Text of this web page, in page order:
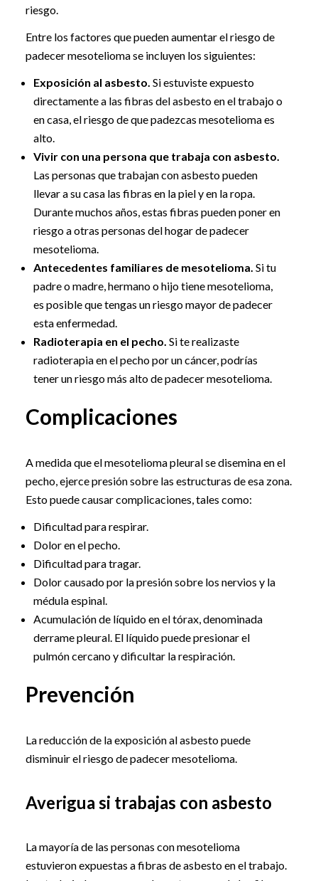
riesgo.
Entre los factores que pueden aumentar el riesgo de
padecer mesotelioma se incluyen los siguientes:
Exposición al asbesto. Si estuviste expuesto
directamente a las fibras del asbesto en el trabajo o
en casa, el riesgo de que padezcas mesotelioma es
alto.
Vivir con una persona que trabaja con asbesto.
Las personas que trabajan con asbesto pueden
llevar a su casa las fibras en la piel y en la ropa.
Durante muchos años, estas fibras pueden poner en
riesgo a otras personas del hogar de padecer
mesotelioma.
Antecedentes familiares de mesotelioma. Si tu
padre o madre, hermano o hijo tiene mesotelioma,
es posible que tengas un riesgo mayor de padecer
esta enfermedad.
Radioterapia en el pecho. Si te realizaste
radioterapia en el pecho por un cáncer, podrías
tener un riesgo más alto de padecer mesotelioma.
Complicaciones
A medida que el mesotelioma pleural se disemina en el
pecho, ejerce presión sobre las estructuras de esa zona.
Esto puede causar complicaciones, tales como:
Dificultad para respirar.
Dolor en el pecho.
Dificultad para tragar.
Dolor causado por la presión sobre los nervios y la
médula espinal.
Acumulación de líquido en el tórax, denominada
derrame pleural. El líquido puede presionar el
pulmón cercano y dificultar la respiración.
Prevención
La reducción de la exposición al asbesto puede
disminuir el riesgo de padecer mesotelioma.
Averigua si trabajas con asbesto
La mayoría de las personas con mesotelioma
estuvieron expuestas a fibras de asbesto en el trabajo.